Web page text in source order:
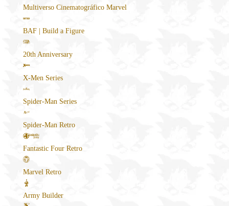
Multiverso Cinematográfico Marvel
BAF | Build a Figure
20th Anniversary
X-Men Series
Spider-Man Series
Spider-Man Retro
Fantastic Four Retro
Marvel Retro
Army Builder